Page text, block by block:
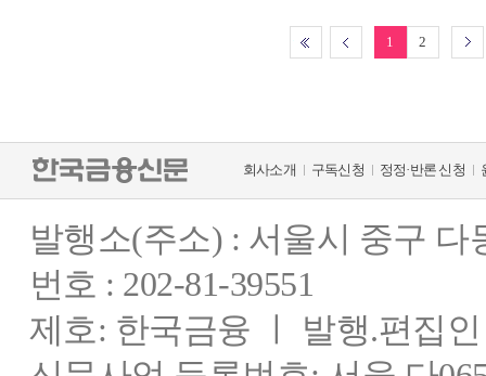
1 2
회사소개 구독신청 정정·반론 신청
발행소(주소) : 서울시 중구
번호 : 202-81-39551
제호: 한국금융 ㅣ 발행.편집